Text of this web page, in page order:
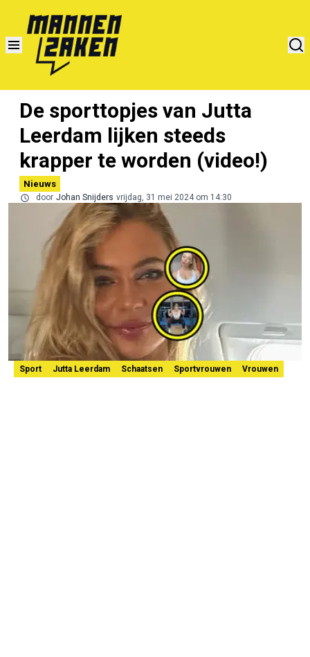
De sporttopjes van Jutta
Leerdam lijken steeds
krapper te worden (video!)
Nieuws
door Johan Snijders vrijdag, 31 mei 2024 om 14:30
Sport Jutta Leerdam Schaatsen Sportvrouwen Vrouwen